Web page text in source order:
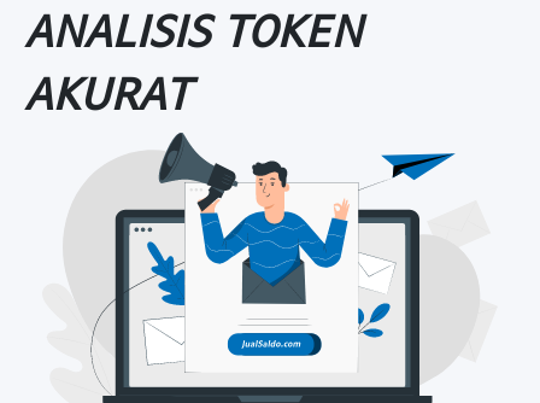
ANALISIS TOKEN
AKURAT